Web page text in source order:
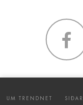
UM TRENDNET